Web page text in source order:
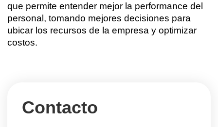
que permite entender mejor la performance del
personal, tomando mejores decisiones para
ubicar los recursos de la empresa y optimizar
costos.
Contacto